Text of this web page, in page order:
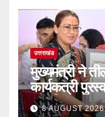
उत्तराखंड
मुख्यमंत्री ने
कार्यकत्री
सम्मानित
8 AUGUST